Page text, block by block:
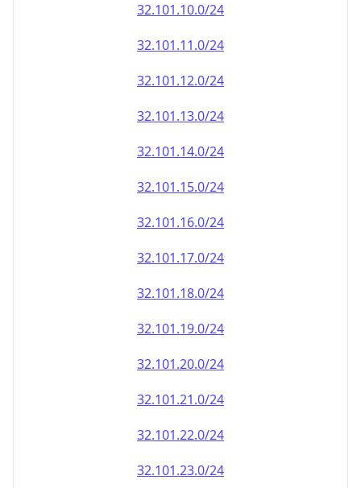
32.101.10.0/24
32.101.11.0/24
32.101.12.0/24
32.101.13.0/24
32.101.14.0/24
32.101.15.0/24
32.101.16.0/24
32.101.17.0/24
32.101.18.0/24
32.101.19.0/24
32.101.20.0/24
32.101.21.0/24
32.101.22.0/24
32.101.23.0/24